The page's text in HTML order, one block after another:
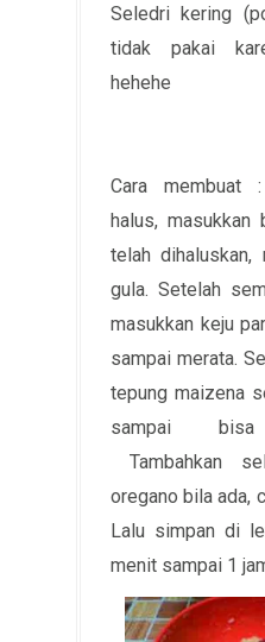
Seledri kering
tidak pakai
hehehe
Cara membuat
halus, masukkan
telah dihaluskan,
gula. Setelah
masukkan keju
sampai merata.
tepung maizena
sampai bisa
Tambahkan
oregano bila ada,
Lalu simpan di
menit sampai 1